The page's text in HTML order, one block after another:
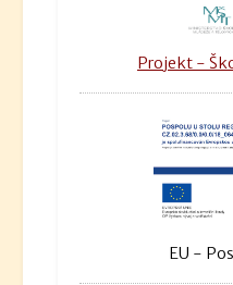
Projekt -
EU -